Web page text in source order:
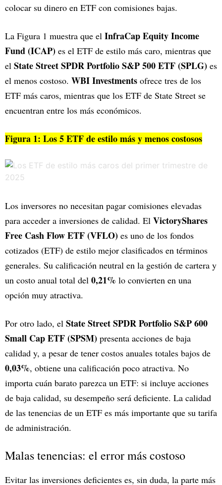
colocar su dinero en ETF con comisiones bajas.
La Figura 1 muestra que el InfraCap Equity Income
Fund (ICAP) es el ETF de estilo más caro, mientras que
el State Street SPDR Portfolio S&P 500 ETF (SPLG) es
el menos costoso. WBI Investments ofrece tres de los
ETF más caros, mientras que los ETF de State Street se
encuentran entre los más económicos.
Figura 1: Los 5 ETF de estilo más y menos costosos
Los inversores no necesitan pagar comisiones elevadas
para acceder a inversiones de calidad. El VictoryShares
Free Cash Flow ETF (VFLO) es uno de los fondos
cotizados (ETF) de estilo mejor clasificados en términos
generales. Su calificación neutral en la gestión de cartera y
un costo anual total del 0,21% lo convierten en una
opción muy atractiva.
Por otro lado, el State Street SPDR Portfolio S&P 600
Small Cap ETF (SPSM) presenta acciones de baja
calidad y, a pesar de tener costos anuales totales bajos de
0,03%, obtiene una calificación poco atractiva. No
importa cuán barato parezca un ETF: si incluye acciones
de baja calidad, su desempeño será deficiente. La calidad
de las tenencias de un ETF es más importante que su tarifa
de administración.
Malas tenencias: el error más costoso
Evitar las inversiones deficientes es, sin duda, la parte más